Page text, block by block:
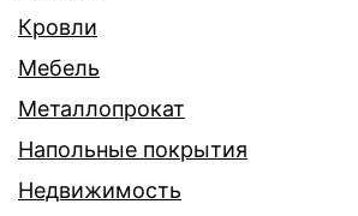
Кровли
Мебель
Металлопрокат
Напольные покрытия
Недвижимость